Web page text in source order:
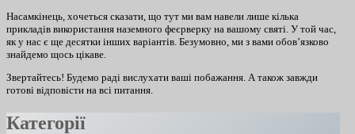
Насамкінець, хочеться сказати, що тут ми вам навели лише кілька
прикладів використання наземного феєрверку на вашому святі. У той час,
як у нас є ще десятки інших варіантів. Безумовно, ми з вами обов’язково
знайдемо щось цікаве.
Звертайтесь! Будемо раді вислухати ваші побажання. А також завжди
готові відповісти на всі питання.
Категорії